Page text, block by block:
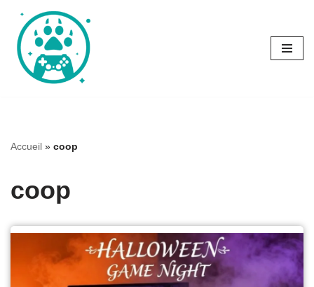
Aller
au
contenu
Accueil » coop
coop